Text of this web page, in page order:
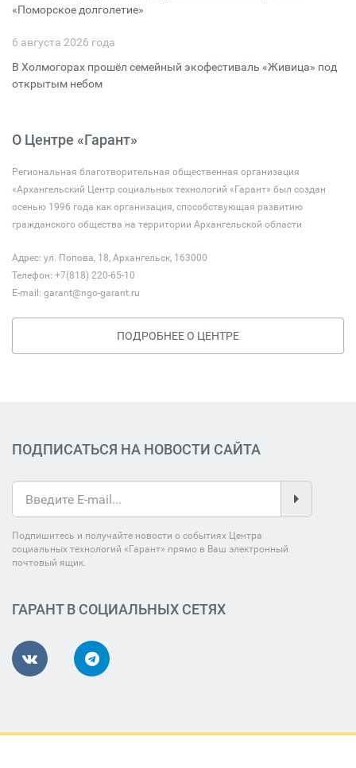
«Поморское долголетие»
6 августа 2026 года
В Холмогорах прошёл семейный экофестиваль «Живица» под
открытым небом
О Центре «Гарант»
Региональная благотворительная общественная организация
«Архангельский Центр социальных технологий «Гарант» был создан
осенью 1996 года как организация, способствующая развитию
гражданского общества на территории Архангельской области
Адрес: ул. Попова, 18, Архангельск, 163000
Телефон: +7(818) 220-65-10
E-mail: garant@ngo-garant.ru
ПОДРОБНЕЕ О ЦЕНТРЕ
ПОДПИСАТЬСЯ НА НОВОСТИ САЙТА
Подпишитесь и получайте новости о событиях Центра
социальных технологий «Гарант» прямо в Ваш электронный
почтовый ящик.
ГАРАНТ В СОЦИАЛЬНЫХ СЕТЯХ